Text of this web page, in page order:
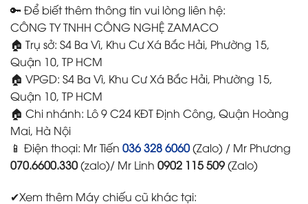
🔑 Để biết thêm thông tin vui lòng liên hệ:
CÔNG TY TNHH CÔNG NGHỆ ZAMACO
🏠 Trụ sở: S4 Ba Vì, Khu Cư Xá Bắc Hải, Phường 15,
Quận 10, TP HCM
🏠 VPGD: S4 Ba Vì, Khu Cư Xá Bắc Hải, Phường 15,
Quận 10, TP HCM
🏠 Chi nhánh: Lô 9 C24 KĐT Định Công, Quận Hoàng
Mai, Hà Nội
📱 Điện thoại: Mr Tiến 036 328 6060(Zalo) / Mr Phương
070.6600.330(zalo)/ Mr Linh 0902 115 509(Zalo)
✔Xem thêm Máy chiếu cũ khác tại: